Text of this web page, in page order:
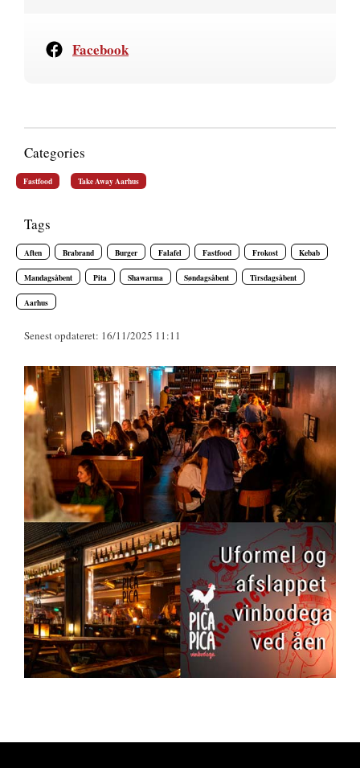
Facebook
Categories
Fastfood Take Away Aarhus
Tags
Aften Brabrand Burger Falafel Fastfood Frokost Kebab
Mandagsåbent Pita Shawarma Søndagsåbent Tirsdagsåbent
Aarhus
Senest opdateret: 16/11/2025 11:11